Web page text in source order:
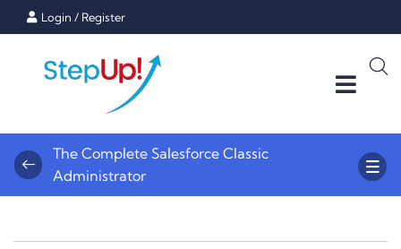
Login / Register
The Complete Salesforce Classic
Administrator